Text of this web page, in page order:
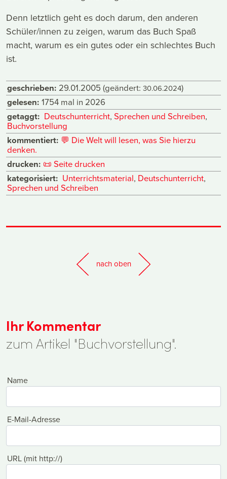
Denn letztlich geht es doch darum, den anderen
Schüler/innen zu zeigen, warum das Buch Spaß
macht, warum es ein gutes oder ein schlechtes Buch
ist.
geschrieben: 29.01.2005 (geändert: 30.06.2024)
gelesen: 1754 mal in 2026
getaggt: Deutschunterricht, Sprechen und Schreiben,
Buchvorstellung
kommentiert: 💬 Die Welt will lesen, was Sie hierzu
denken.
drucken: 📜 Seite drucken
kategorisiert: Unterrichtsmaterial, Deutschunterricht,
Sprechen und Schreiben
nach oben
Ihr Kommentar
zum Artikel "Buchvorstellung".
Name
E-Mail-Adresse
URL (mit http://)